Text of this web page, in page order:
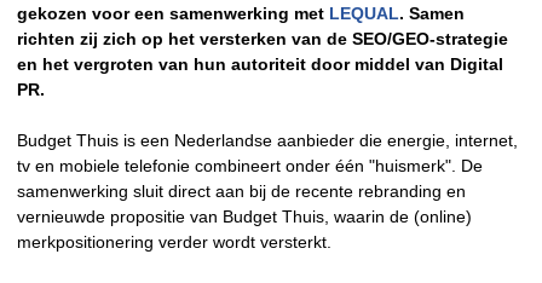
gekozen voor een samenwerking met LEQUAL. Samen
richten zij zich op het versterken van de SEO/GEO-strategie
en het vergroten van hun autoriteit door middel van Digital
PR.
Budget Thuis is een Nederlandse aanbieder die energie, internet,
tv en mobiele telefonie combineert onder één "huismerk". De
samenwerking sluit direct aan bij de recente rebranding en
vernieuwde propositie van Budget Thuis, waarin de (online)
merkpositionering verder wordt versterkt.